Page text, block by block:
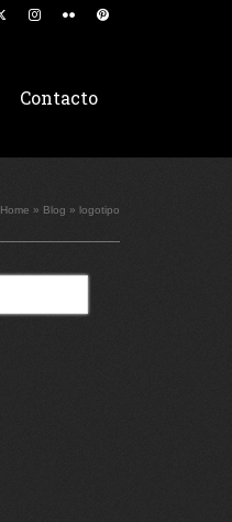
Contacto
Home » Blog » logotipo